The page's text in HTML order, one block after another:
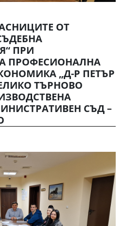
ОТ
ПРИ
ПРОФЕСИОНАЛНА
„Д-Р ПЕТЪР
ТЪРНОВО
СЪД –